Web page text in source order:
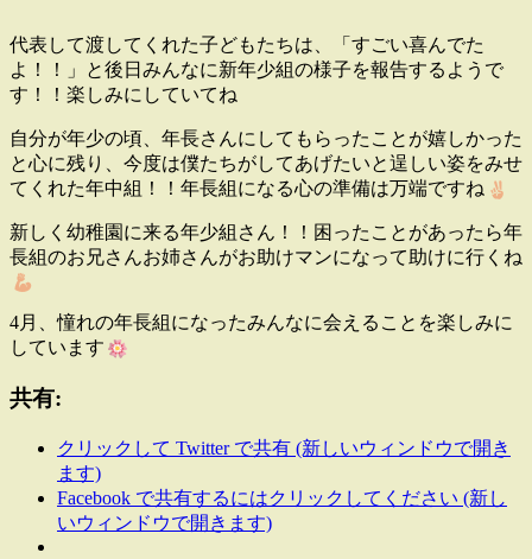
代表して渡してくれた子どもたちは、「すごい喜んでた
よ！！」と後日みんなに新年少組の様子を報告するようで
す！！楽しみにしていてね
自分が年少の頃、年長さんにしてもらったことが嬉しかった
と心に残り、今度は僕たちがしてあげたいと逞しい姿をみせ
てくれた年中組！！年長組になる心の準備は万端ですね
新しく幼稚園に来る年少組さん！！困ったことがあったら年
長組のお兄さんお姉さんがお助けマンになって助けに行くね
4月、憧れの年長組になったみんなに会えることを楽しみに
しています
共有:
クリックして Twitter で共有 (新しいウィンドウで開き
ます)
Facebook で共有するにはクリックしてください (新し
いウィンドウで開きます)